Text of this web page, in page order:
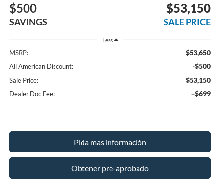
$500
SAVINGS
$53,150
SALE PRICE
Less
MSRP: $53,650
All American Discount: -$500
Sale Price: $53,150
Dealer Doc Fee: +$699
Pida mas información
Obtener pre-aprobado